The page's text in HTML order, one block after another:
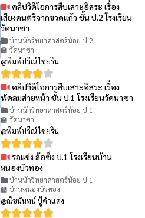
คลิปวิดีโอการสืบเสาะอิสระ เรื่อง
เสียงดนตรีจากขวดแก้ว ชั้น ป.2 โรงเรียน
วัดนาซา
บ้านนักวิทยาศาสตร์น้อย ป.2
🏫 วัดนาซา
@พิมพ์ปวีณ์ ไชยริน
คลิปวิดีโอการสืบเสาะอิสระ เรื่อง
พัดลมส่ายหน้า ชั้น ป.1 โรงเรียนวัดนาซา
บ้านนักวิทยาศาสตร์น้อย ป.1
🏫 วัดนาซา
@พิมพ์ปวีณ์ ไชยริน
รถแข่ง ล้อซิ่ง ป.1 โรงเรียนบ้าน
หนองบัวทอง
บ้านนักวิทยาศาสตร์น้อย ป.1
🏫 บ้านหนองบัวทอง
@ณิชนันทน์ ปู้คำแดง